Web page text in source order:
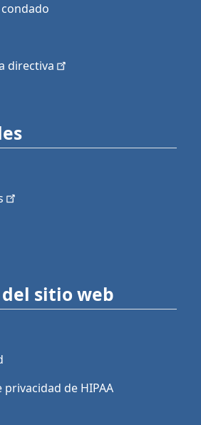
directiva
sitio web
de HIPAA